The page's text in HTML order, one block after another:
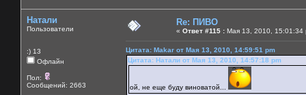
Натали
Пользователи
:) 13
Офлайн
Пол:
Сообщений: 2663
Re: ПИВО
« Ответ #115 : Мая 13, 2010, 15:01:34
Цитата: Makar от Мая 13, 2010, 14:59:51 pm
Цитата: Натали от Мая 13, 2010, 14:57:18 pm
ой, не еще буду виноватой...